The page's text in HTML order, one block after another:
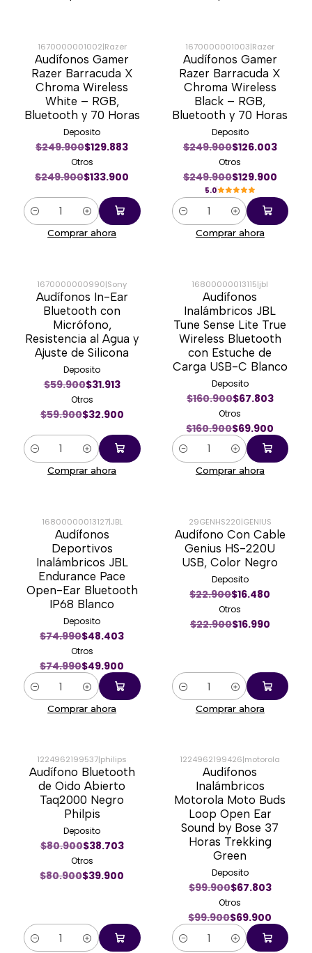
-46%
1670000001002|Razer
Audífonos Gamer
Razer Barracuda X
Chroma Wireless
White – RGB,
Bluetooth y 70 Horas
Deposito
$249.900$129.883
Otros
$249.900$133.900
Cantidad
Comprar ahora
-48%
1670000001003|Razer
Audífonos Gamer
Razer Barracuda X
Chroma Wireless
Black – RGB,
Bluetooth y 70 Horas
Deposito
$249.900$126.003
Otros
$249.900$129.900
5.0
Cantidad
Comprar ahora
-45%
1670000000990|Sony
Audífonos In-Ear
Bluetooth con
Micrófono,
Resistencia al Agua y
Ajuste de Silicona
Deposito
$59.900$31.913
Otros
$59.900$32.900
Cantidad
Comprar ahora
-57%
16800000013115|jbl
Audífonos
Inalámbricos JBL
Tune Sense Lite True
Wireless Bluetooth
con Estuche de
Carga USB-C Blanco
Deposito
$160.900$67.803
Otros
$160.900$69.900
Cantidad
Comprar ahora
-33%
16800000013127|JBL
Audífonos
Deportivos
Inalámbricos JBL
Endurance Pace
Open-Ear Bluetooth
IP68 Blanco
Deposito
$74.990$48.403
Otros
$74.990$49.900
Cantidad
Comprar ahora
-26%
29GENHS220|GENIUS
Audífono Con Cable
Genius HS-220U
USB, Color Negro
Deposito
$22.900$16.480
Otros
$22.900$16.990
Cantidad
Comprar ahora
-51%
1224962199537|philips
Audífono Bluetooth
de Oido Abierto
Taq2000 Negro
Philpis
Deposito
$80.900$38.703
Otros
$80.900$39.900
Cantidad
-30%
1224962199426|motorola
Audífonos
Inalámbricos
Motorola Moto Buds
Loop Open Ear
Sound by Bose 37
Horas Trekking
Green
Deposito
$99.900$67.803
Otros
$99.900$69.900
Cantidad